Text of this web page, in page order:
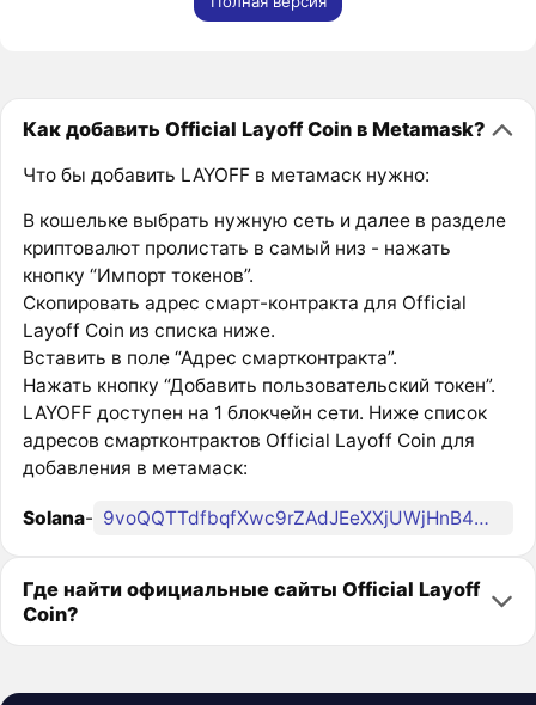
Как добавить Official Layoff Coin в Metamask?
Что бы добавить LAYOFF в метамаск нужно:
В кошельке выбрать нужную сеть и далее в разделе
криптовалют пролистать в самый низ - нажать
кнопку “Импорт токенов”.
Скопировать адрес смарт-контракта для Official
Layoff Coin из списка ниже.
Вставить в поле “Адрес смартконтракта”.
Нажать кнопку “Добавить пользовательский токен”.
LAYOFF доступен на 1 блокчейн сети. Ниже список
адресов смартконтрактов Official Layoff Coin для
добавления в метамаск:
Solana- 9voQQTTdfbqfXwc9rZAdJEeXXjUWjHnB4wkShMT8pump
Где найти официальные сайты Official Layoff
Coin?